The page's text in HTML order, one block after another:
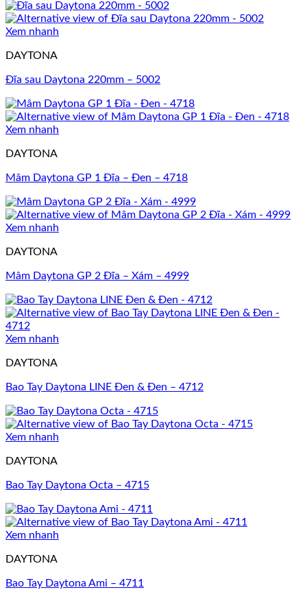
Xem nhanh
DAYTONA
Đĩa sau Daytona 220mm – 5002
Xem nhanh
DAYTONA
Mâm Daytona GP 1 Đĩa – Đen – 4718
Xem nhanh
DAYTONA
Mâm Daytona GP 2 Đĩa – Xám – 4999
Xem nhanh
DAYTONA
Bao Tay Daytona LINE Đen & Đen – 4712
Xem nhanh
DAYTONA
Bao Tay Daytona Octa – 4715
Xem nhanh
DAYTONA
Bao Tay Daytona Ami – 4711